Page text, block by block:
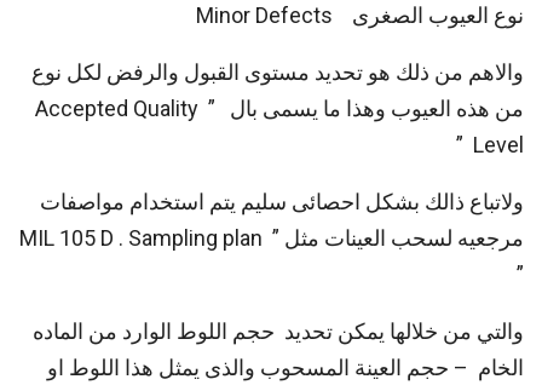
نوع العيوب الصغرى Minor Defects
والاهم من ذلك هو تحديد مستوى القبول والرفض لكل نوع
من هذه العيوب وهذا ما يسمى بال ” Accepted Quality
Level ”
ولاتباع ذالك بشكل احصائى سليم يتم استخدام مواصفات
مرجعيه لسحب العينات مثل ” MIL 105 D . Sampling plan
”
والتي من خلالها يمكن تحديد حجم اللوط الوارد من الماده
الخام – حجم العينة المسحوب والذى يمثل هذا اللوط او